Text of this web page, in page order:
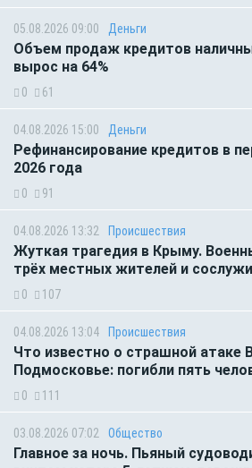
05.08.2026 09:00 Деньги
Объем продаж кредитов
вырос на 64%
0 61
04.08.2026 15:00 Деньги
Рефинансирование кредитов в
2026 года
0 91
04.08.2026 13:32 Происшествия
Жуткая трагедия в Крыму.
трёх местных жителей и
0 107
04.08.2026 13:04 Происшествия
Что известно о страшной атаке
Подмосковье: погибли пять
0 111
03.08.2026 07:02 Общество
Главное за ночь. Пьяный